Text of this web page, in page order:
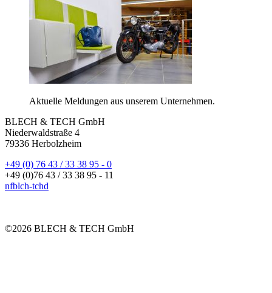
Aktuelle Meldungen aus unserem Unternehmen.
BLECH & TECH GmbH
Niederwaldstraße 4
79336 Herbolzheim
+49 (0) 76 43 / 33 38 95 - 0
+49 (0)76 43 / 33 38 95 - 11
nfblch-tchd
©2026 BLECH & TECH GmbH